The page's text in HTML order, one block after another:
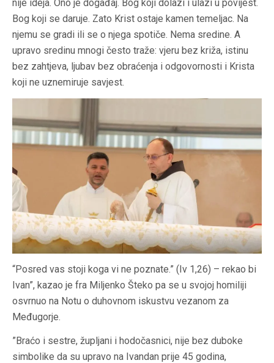
nije ideja. Ono je događaj. Bog koji dolazi i ulazi u povijest.
Bog koji se daruje. Zato Krist ostaje kamen temeljac. Na
njemu se gradi ili se o njega spotiče. Nema sredine. A
upravo sredinu mnogi često traže: vjeru bez križa, istinu
bez zahtjeva, ljubav bez obraćenja i odgovornosti i Krista
koji ne uznemiruje savjest.
“Posred vas stoji koga vi ne poznate.” (Iv 1,26) – rekao bi
Ivan”, kazao je fra Miljenko Šteko pa se u svojoj homiliji
osvrnuo na Notu o duhovnom iskustvu vezanom za
Međugorje.
”Braćo i sestre, župljani i hodočasnici, nije bez duboke
simbolike da su upravo na Ivandan prije 45 godina,